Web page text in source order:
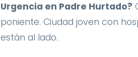
Urgencia en Padre Hurtado?
poniente. Ciudad joven con
están al lado.